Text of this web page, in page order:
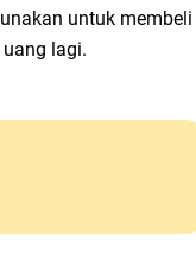
untuk membeli
lagi.